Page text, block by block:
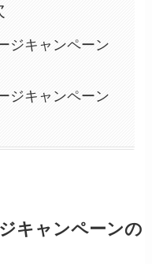
ジキャンペーン
ジキャンペーン
キャンペーンの